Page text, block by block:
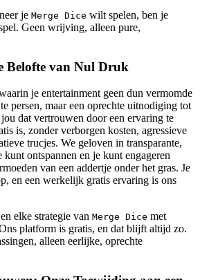
je Merge Dice wilt spelen, ben je
Geen wrijving, alleen pure,
Belofte van Nul Druk
je entertainment geen dun vermomde
persen, maar een oprechte uitnodiging tot
dat vertrouwen door een ervaring te
is, zonder verborgen kosten, agressieve
trucjes. We geloven in transparante,
ontspannen en je kunt engageren
van een addertje onder het gras. Je
en een werkelijk gratis ervaring is ons
elke strategie van Merge Dice met
platform is gratis, en dat blijft altijd zo.
alleen eerlijke, oprechte